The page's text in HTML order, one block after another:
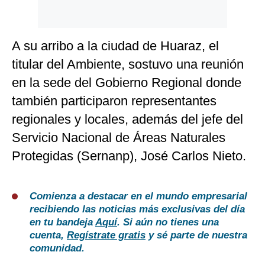
A su arribo a la ciudad de Huaraz, el
titular del Ambiente, sostuvo una reunión
en la sede del Gobierno Regional donde
también participaron representantes
regionales y locales, además del jefe del
Servicio Nacional de Áreas Naturales
Protegidas (Sernanp), José Carlos Nieto.
Comienza a destacar en el mundo empresarial
recibiendo las noticias más exclusivas del día
en tu bandejaAquí. Si aún no tienes una
cuenta, Regístrate gratis y sé parte de nuestra
comunidad.